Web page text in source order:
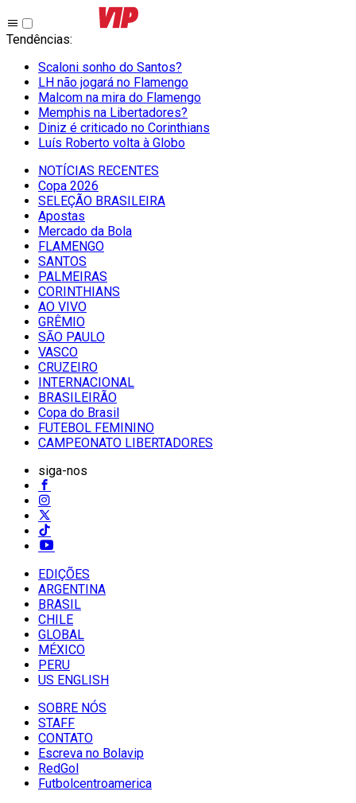
Tendências:
Scaloni sonho do Santos?
LH não jogará no Flamengo
Malcom na mira do Flamengo
Memphis na Libertadores?
Diniz é criticado no Corinthians
Luís Roberto volta à Globo
NOTÍCIAS RECENTES
Copa 2026
SELEÇÃO BRASILEIRA
Apostas
Mercado da Bola
FLAMENGO
SANTOS
PALMEIRAS
CORINTHIANS
AO VIVO
GRÊMIO
SĀO PAULO
VASCO
CRUZEIRO
INTERNACIONAL
BRASILEIRÃO
Copa do Brasil
FUTEBOL FEMININO
CAMPEONATO LIBERTADORES
siga-nos
EDIÇÕES
ARGENTINA
BRASIL
CHILE
GLOBAL
MÉXICO
PERU
US ENGLISH
SOBRE NÓS
STAFF
CONTATO
Escreva no Bolavip
RedGol
Futbolcentroamerica